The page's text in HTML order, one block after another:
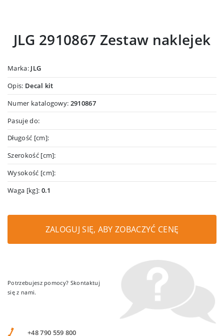
JLG 2910867 Zestaw naklejek
Marka: JLG
Opis: Decal kit
Numer katalogowy: 2910867
Pasuje do:
Długość [cm]:
Szerokość [cm]:
Wysokość [cm]:
Waga [kg]: 0.1
ZALOGUJ SIĘ, ABY ZOBACZYĆ CENĘ
Potrzebujesz pomocy? Skontaktuj
się z nami.
+48 790 559 800